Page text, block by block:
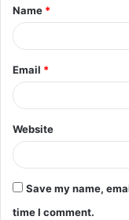
Name *
Email *
Website
Save my name,
time I comment.